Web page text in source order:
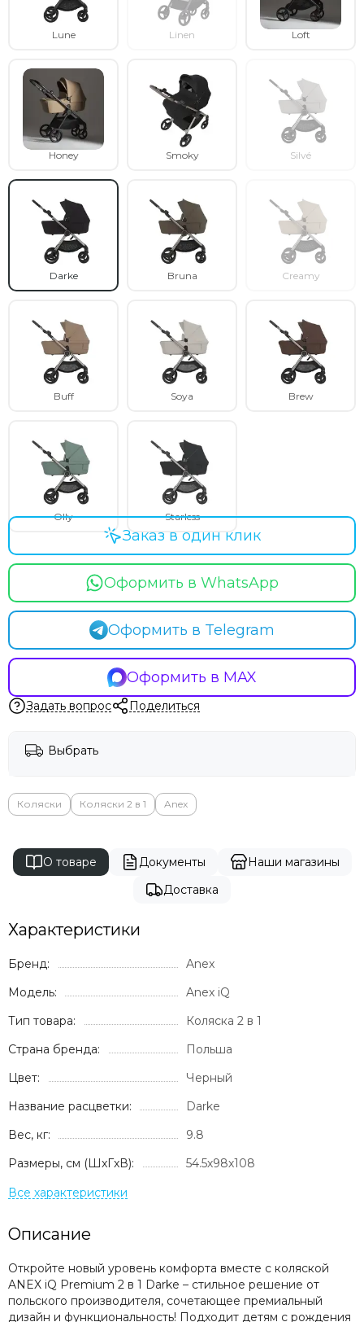
Lune Linen Loft
Honey Smoky Silvé
Darke Bruna Creamy
Buff Soya Brew
Olly Starless
Оформить в WhatsApp
Оформить в Telegram
Оформить в MAX
Заказ в один клик
Задать вопрос Поделиться
Выбрать
Коляски Коляски 2 в 1 Anex
О товаре Документы
Наши магазины
Доставка
Характеристики
Бренд:
Anex
Модель:
Anex iQ
Тип товара:
Коляска 2 в 1
Страна бренда:
Польша
Цвет:
Черный
Название расцветки:
Darke
Вес, кг:
9.8
Размеры, см (ШxГxВ):
54.5х98х108
Описание
Откройте новый уровень комфорта вместе с коляской
ANEX iQ Premium 2 в 1 Darke – стильное решение от
польского производителя, сочетающее премиальный
дизайн и функциональность! Подходит детям с рождения